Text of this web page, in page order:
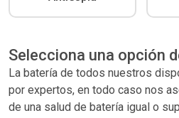
Selecciona una opción
La batería de todos nuestros
por expertos, en todo caso nos
de una salud de batería igual o